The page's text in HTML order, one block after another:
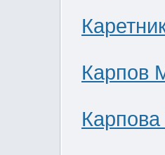
Карпов
Карпова